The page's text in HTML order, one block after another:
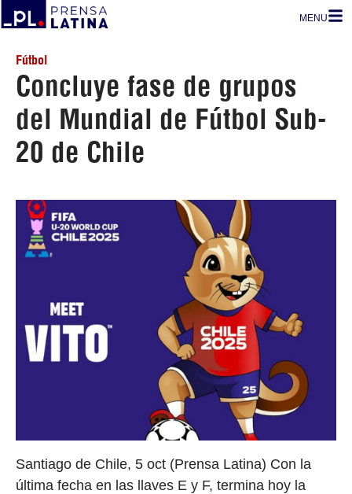
MENU
Fútbol
Concluye fase de grupos
del Mundial de Fútbol Sub-
20 de Chile
Santiago de Chile, 5 oct (Prensa Latina) Con la
última fecha en las llaves E y F, termina hoy la